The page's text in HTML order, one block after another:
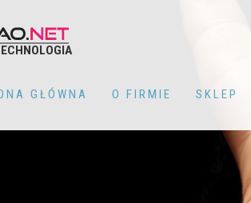
GŁÓWNA O FIRMIE SKLEP